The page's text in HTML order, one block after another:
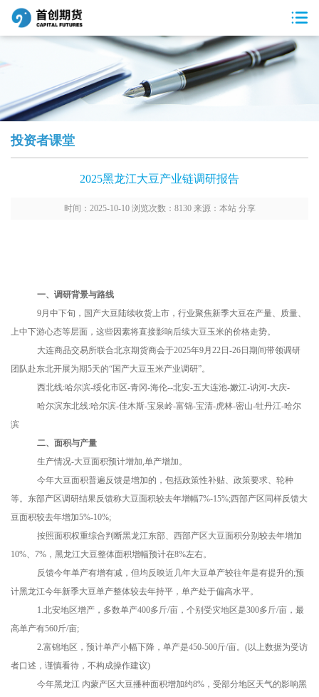
投资者课堂
2025黑龙江大豆产业链调研报告
时间：2025-10-10 浏览次数：8130 来源：本站 分享
一、调研背景与路线
9月中下旬，国产大豆陆续收货上市，行业聚焦新季大豆在产量、质量、
上中下游心态等层面，这些因素将直接影响后续大豆玉米的价格走势。
大连商品交易所联合北京期货商会于2025年9月22日-26日期间带领调研
团队赴东北开展为期5天的“国产大豆玉米产业调研”。
西北线:哈尔滨-绥化市区-青冈-海伦--北安-五大连池-嫩江-讷河-大庆-
哈尔滨东北线:哈尔滨-佳木斯-宝泉岭-富锦-宝清-虎林-密山-牡丹江-哈尔
滨
二、面积与产量
生产情况-大豆面积预计增加,单产增加。
今年大豆面积普遍反馈是增加的，包括政策性补贴、政策要求、轮种
等。东部产区调研结果反馈称大豆面积较去年增幅7%-15%;西部产区同样反馈大
豆面积较去年增加5%-10%;
按照面积权重综合判断黑龙江东部、西部产区大豆面积分别较去年增加
10%、7%，黑龙江大豆整体面积增幅预计在8%左右。
反馈今年单产有增有减，但均反映近几年大豆单产较往年是有提升的;预
计黑龙江今年新季大豆单产整体较去年持平，单产处于偏高水平。
1.北安地区增产，多数单产400多斤/亩，个别受灾地区是300多斤/亩，最
高单产有560斤/亩;
2.富锦地区，预计单产小幅下降，单产是450-500斤/亩。(以上数据为受访
者口述，谨慎看待，不构成操作建议)
今年黑龙江 内蒙产区大豆播种面积增加约8%，受部分地区天气的影响黑